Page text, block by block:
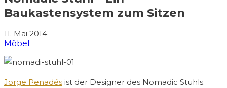
Baukastensystem zum Sitzen
11. Mai 2014
Möbel
Jorge Penadés ist der Designer des Nomadic Stuhls.